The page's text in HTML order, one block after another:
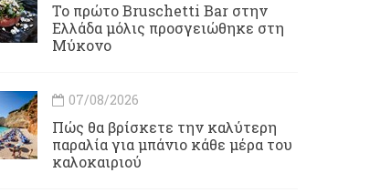
Το πρώτο Bruschetti Bar στην
Ελλάδα μόλις προσγειώθηκε στη
Μύκονο
07/08/2026
Πώς θα βρίσκετε την καλύτερη
παραλία για μπάνιο κάθε μέρα του
καλοκαιριού